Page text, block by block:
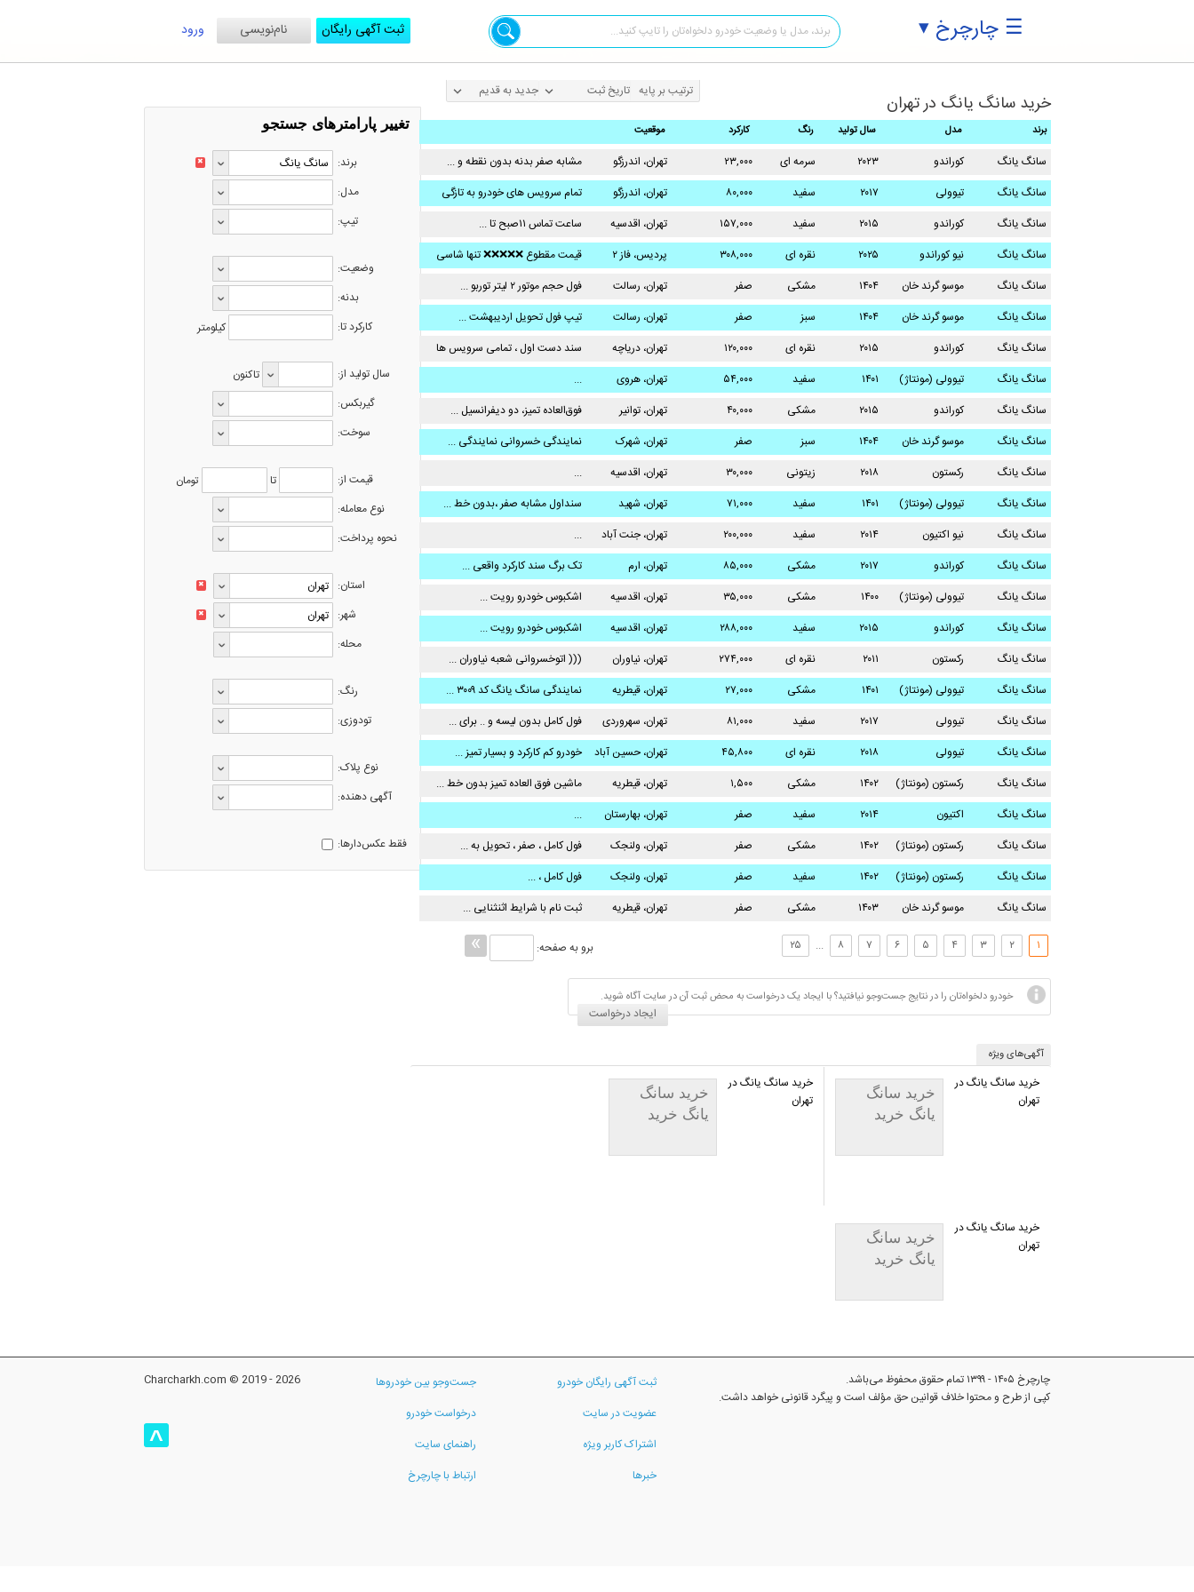
☰ چارچرخ ▾ ورود نام‌نویسی ثبت آگهی رایگان
تغییر پارامترهای جستجو
برند: ✖
مدل:
تیپ:
وضعیت:
بدنه:
کارکرد تا:
کیلومتر
سال تولید از:
تاکنون
گیربکس:
سوخت:
قیمت از: تا
تومان
نوع معامله:
نحوه پرداخت:
استان: ✖
شهر: ✖
محله:
رنگ:
تودوزی:
نوع پلاک:
آگهی دهنده:
فقط عکس‌دارها:
ترتیب بر پایه خرید سانگ یانگ در تهران
برند مدل سال تولید رنگ کارکرد موقعیت
سانگ یانگ کوراندو ۲۰۲۳ سرمه ای ۲۳,۰۰۰ تهران، اندرزگو
مشابه صفر بدنه بدون نقطه و ...
سانگ یانگ
تیوولی ۲۰۱۷ سفید ۸۰,۰۰۰ تهران، اندرزگو
تمام سرویس های خودرو به تازگی
...
سانگ یانگ کوراندو ۲۰۱۵ سفید ۱۵۷,۰۰۰ تهران، اقدسیه
ساعت تماس ۱۱صبح تا ...
سانگ یانگ
نیو کوراندو ۲۰۲۵ نقره ای ۳۰۸,۰۰۰ پردیس، فاز ۲
قیمت مقطوع ❌❌❌❌❌ تنها شاسی
...
سانگ یانگ موسو گرند خان ۱۴۰۴ مشکی صفر تهران، رسالت
فول حجم موتور ۲ لیتر توربو ...
سانگ یانگ
موسو گرند خان ۱۴۰۴ سبز صفر تهران، رسالت
تیپ فول تحویل اردیبهشت ...
سانگ یانگ
کوراندو ۲۰۱۵ نقره ای ۱۲۰,۰۰۰
تهران، دریاچه
شهدای خلیج
فارس
سند دست اول ، تمامی سرویس ها
...
سانگ یانگ تیوولی (مونتاژ) ۱۴۰۱ سفید ۵۴,۰۰۰ تهران، هروی
...
سانگ یانگ
کوراندو ۲۰۱۵ مشکی ۴۰,۰۰۰ تهران، توانیر
فوق‌العاده تمیز، دو دیفرانسیل ...
سانگ یانگ
موسو گرند خان ۱۴۰۴ سبز صفر
تهران، شهرک
استقلال
نمایندگی خسروانی نمایندگی ...
سانگ یانگ
رکستون ۲۰۱۸ زیتونی ۳۰,۰۰۰ تهران، اقدسیه
...
سانگ یانگ
تیوولی (مونتاژ) ۱۴۰۱ سفید ۷۱,۰۰۰
تهران، شهید
مطهری
سنداول مشابه صفر ،بدون خط ...
سانگ یانگ
نیو اکتیون ۲۰۱۴ سفید ۲۰۰,۰۰۰
تهران، جنت آباد
مرکزی
...
سانگ یانگ
کوراندو ۲۰۱۷ مشکی ۸۵,۰۰۰ تهران، ارم
تک برگ سند کارکرد واقعی ...
سانگ یانگ
تیوولی (مونتاژ) ۱۴۰۰ مشکی ۳۵,۰۰۰ تهران، اقدسیه
اشکبوس خودرو ️رویت ...
سانگ یانگ
کوراندو ۲۰۱۵ سفید ۲۸۸,۰۰۰ تهران، اقدسیه
اشکبوس خودرو ️رویت ...
سانگ یانگ
رکستون ۲۰۱۱ نقره ای ۲۷۴,۰۰۰ تهران، نیاوران
((( اتوخسروانی شعبه نیاوران ...
سانگ یانگ
تیوولی (مونتاژ) ۱۴۰۱ مشکی ۲۷,۰۰۰ تهران، قیطریه
نمایندگی سانگ یانگ کد ۳۰۰۹ ...
سانگ یانگ
تیوولی ۲۰۱۷ سفید ۸۱,۰۰۰ تهران، سهروردی
فول کامل بدون لیسه و ..‌ برای ...
سانگ یانگ
تیوولی ۲۰۱۸ نقره ای ۴۵,۸۰۰ تهران، حسین آباد
خودرو کم کارکرد و بسیار تمیز ...
سانگ یانگ
رکستون (مونتاژ) ۱۴۰۲ مشکی ۱,۵۰۰ تهران، قیطریه
ماشین فوق العاده تمیز بدون خط ...
سانگ یانگ
اکتیون ۲۰۱۴
سفید
صدفی
صفر تهران، بهارستان
...
سانگ یانگ
رکستون (مونتاژ) ۱۴۰۲ مشکی صفر تهران، ولنجک
فول کامل ، صفر ، تحویل به ...
سانگ یانگ
رکستون (مونتاژ) ۱۴۰۲ سفید صفر تهران، ولنجک
فول کامل ، ...
سانگ یانگ
موسو گرند خان ۱۴۰۳ مشکی صفر تهران، قیطریه ثبت نام با شرایط اثنثنایی ...
۱ ۲ ۳ ۴ ۵ ۶ ۷ ۸ ... ۲۵ برو به صفحه:
خودرو دلخواه‌تان را در نتایج جست‌وجو نیافتید؟ با ایجاد یک درخواست به محض ثبت آن در سایت آگاه شوید.
ایجاد درخواست
آگهی‌های ویژه
خرید سانگ
یانگ خرید
خرید سانگ یانگ در
تهران
خرید سانگ
یانگ خرید
خرید سانگ یانگ در
تهران
خرید سانگ
یانگ خرید
خرید سانگ یانگ در
تهران
چارچرخ ۱۴۰۵ - ۱۳۹۹ تمام حقوق محفوظ می‌باشد.
کپی از طرح و محتوا خلاف قوانین حق مؤلف است و پیگرد قانونی خواهد داشت.
ثبت آگهی رایگان خودرو
عضویت در سایت
اشتراک کاربر ویژه
خبرها
جست‌وجو بین خودروها
درخواست خودرو
راهنمای سایت
ارتباط با چارچرخ
Charcharkh.com © 2019 - 2026
^